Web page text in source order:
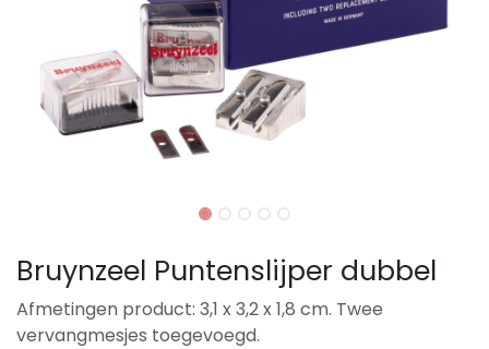
Bruynzeel Puntenslijper dubbel
Afmetingen product: 3,1 x 3,2 x 1,8 cm. Twee
vervangmesjes toegevoegd.